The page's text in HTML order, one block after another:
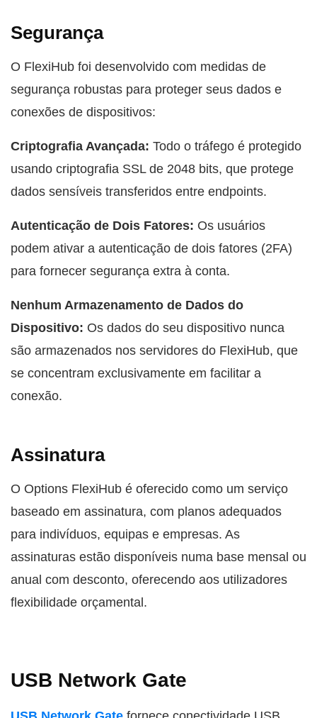
Segurança
O FlexiHub foi desenvolvido com medidas de
segurança robustas para proteger seus dados e
conexões de dispositivos:
Criptografia Avançada: Todo o tráfego é protegido
usando criptografia SSL de 2048 bits, que protege
dados sensíveis transferidos entre endpoints.
Autenticação de Dois Fatores: Os usuários
podem ativar a autenticação de dois fatores (2FA)
para fornecer segurança extra à conta.
Nenhum Armazenamento de Dados do
Dispositivo: Os dados do seu dispositivo nunca
são armazenados nos servidores do FlexiHub, que
se concentram exclusivamente em facilitar a
conexão.
Assinatura
O Options FlexiHub é oferecido como um serviço
baseado em assinatura, com planos adequados
para indivíduos, equipas e empresas. As
assinaturas estão disponíveis numa base mensal ou
anual com desconto, oferecendo aos utilizadores
flexibilidade orçamental.
USB Network Gate